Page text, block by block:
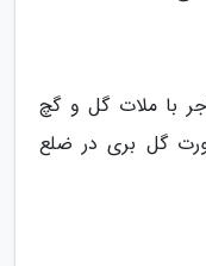
با ملات گل و گچ
گل بری در ضلع